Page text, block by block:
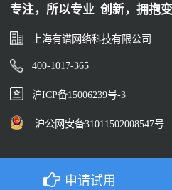
专注，所以专业 创新，拥抱
上海有谱网络科技有限公司
400-1017-365
沪ICP备15006239号-3
沪公网安备31011502008547号
申请试用